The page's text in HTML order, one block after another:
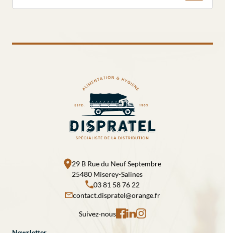
29 B Rue du Neuf Septembre
25480 Miserey-Salines
03 81 58 76 22
contact.dispratel@orange.fr
Suivez-nous